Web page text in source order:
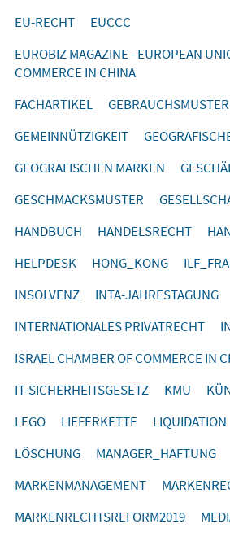
EU-RECHT
EUCCC
EUROBIZ MAGAZINE - EUROPEAN
COMMERCE IN CHINA
FACHARTIKEL
GEBRAUCHSMUSTER
GEMEINNÜTZIGKEIT
GEOGRAFISCHEN MARKEN
GESCHMACKSMUSTER
HANDBUCH
HANDELSRECHT
HELPDESK
HONG_KONG
INSOLVENZ
INTA-JAHRESTAGUNG
INTERNATIONALES PRIVATRECHT
ISRAEL CHAMBER OF COMMERCE IN
IT-SICHERHEITSGESETZ
KMU
LEGO
LIEFERKETTE LIQUIDATION
LÖSCHUNG
MANAGER_HAFTUNG
MARKENMANAGEMENT
MARKENRECHTSREFORM2019